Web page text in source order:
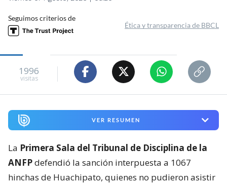
Seguimos criterios de
Ética y transparencia de BBCL
1996
visitas
VER RESUMEN
La Primera Sala del Tribunal de Disciplina de la
ANFPdefendió la sanción interpuesta a 1067
hinchas de Huachipato, quienes no pudieron asistir